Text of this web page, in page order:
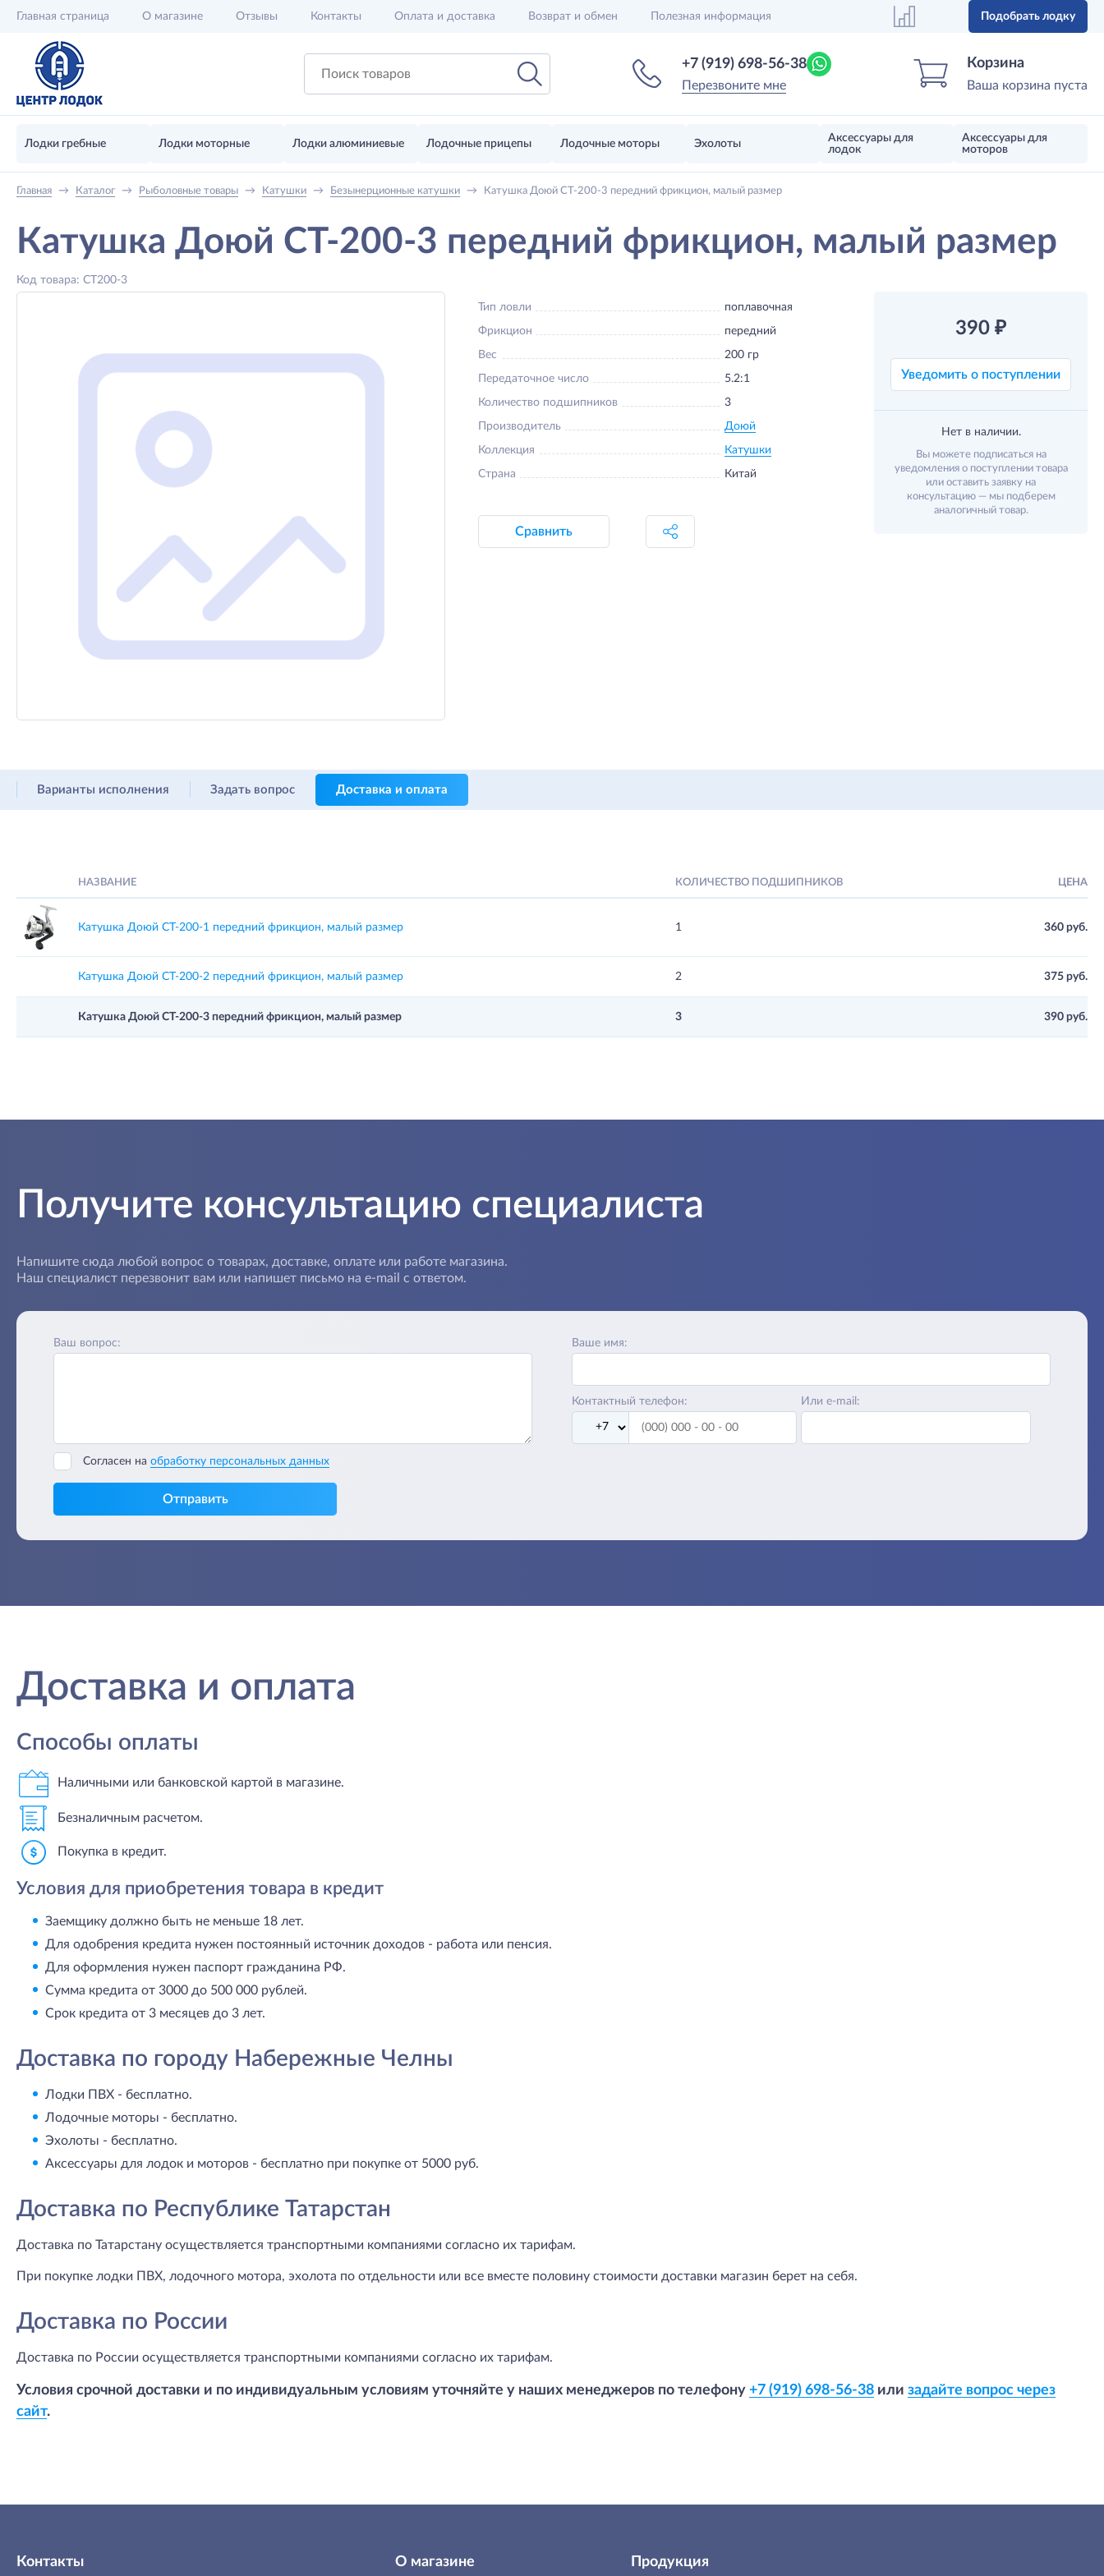
Главная страница О магазине Отзывы Контакты Оплата и доставка Возврат и обмен Полезная информация Подобрать лодку
Корзина
Ваша корзина пуста
+7 (919) 698-56-38
Перезвоните мне
Лодки гребные Лодки моторные Лодки алюминиевые Лодочные прицепы Лодочные моторы Эхолоты
Аксессуары для
лодок
Аксессуары для
моторов
Главная → Каталог → Рыболовные товары → Катушки → Безынерционные катушки → Катушка Доюй CT-200-3 передний фрикцион, малый размер
Катушка Доюй CT-200-3 передний фрикцион, малый размер
Код товара: CT200-3
390 ₽
Уведомить о поступлении
Нет в наличии.
Вы можете подписаться на
уведомления о поступлении товара
или оставить заявку на
консультацию — мы подберем
аналогичный товар.
Тип ловли поплавочная
Фрикцион передний
Вес 200 гр
Передаточное число 5.2:1
Количество подшипников 3
Производитель Доюй
Коллекция Катушки
Страна Китай
Сравнить
Варианты исполнения Задать вопрос Доставка и оплата
НАЗВАНИЕ КОЛИЧЕСТВО ПОДШИПНИКОВ ЦЕНА
Катушка Доюй CT-200-1 передний фрикцион, малый размер 1 360 руб.
Катушка Доюй CT-200-2 передний фрикцион, малый размер 2 375 руб.
Катушка Доюй CT-200-3 передний фрикцион, малый размер 3 390 руб.
Получите консультацию специалиста
Напишите сюда любой вопрос о товарах, доставке, оплате или работе магазина.
Наш специалист перезвонит вам или напишет письмо на e-mail с ответом.
Ваш вопрос: Ваше имя:
Контактный телефон: Или e-mail:
Согласен на обработку персональных данных
Отправить
Доставка и оплата
Способы оплаты
Наличными или банковской картой в магазине.
Безналичным расчетом.
Покупка в кредит.
Условия для приобретения товара в кредит
Заемщику должно быть не меньше 18 лет.
Для одобрения кредита нужен постоянный источник доходов - работа или пенсия.
Для оформления нужен паспорт гражданина РФ.
Сумма кредита от 3000 до 500 000 рублей.
Срок кредита от 3 месяцев до 3 лет.
Доставка по городу Набережные Челны
Лодки ПВХ - бесплатно.
Лодочные моторы - бесплатно.
Эхолоты - бесплатно.
Аксессуары для лодок и моторов - бесплатно при покупке от 5000 руб.
Доставка по Республике Татарстан
Доставка по Татарстану осуществляется транспортными компаниями согласно их тарифам.
При покупке лодки ПВХ, лодочного мотора, эхолота по отдельности или все вместе половину стоимости доставки магазин берет на себя.
Доставка по России
Доставка по России осуществляется транспортными компаниями согласно их тарифам.
Условия срочной доставки и по индивидуальным условиям уточняйте у наших менеджеров по телефону +7 (919) 698-56-38 или задайте вопрос через
сайт.
Контакты О магазине Продукция